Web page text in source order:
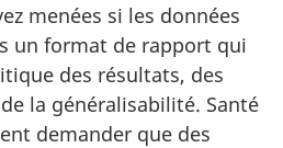
menées si les données
un format de rapport qui
des résultats, des
la généralisabilité. Santé
demander que des